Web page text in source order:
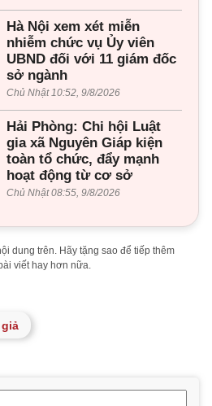
Hà Nội xem xét miễn
nhiễm chức vụ Ủy viên
UBND đối với 11 giám đốc
sở ngành
Chủ Nhật 10:52, 9/8/2026
Hải Phòng: Chi hội Luật
gia xã Nguyên Giáp kiện
toàn tổ chức, đẩy mạnh
hoạt động từ cơ sở
Chủ Nhật 08:55, 9/8/2026
dung trên. Hãy tặng sao để tiếp thêm
viết hay hơn nữa.